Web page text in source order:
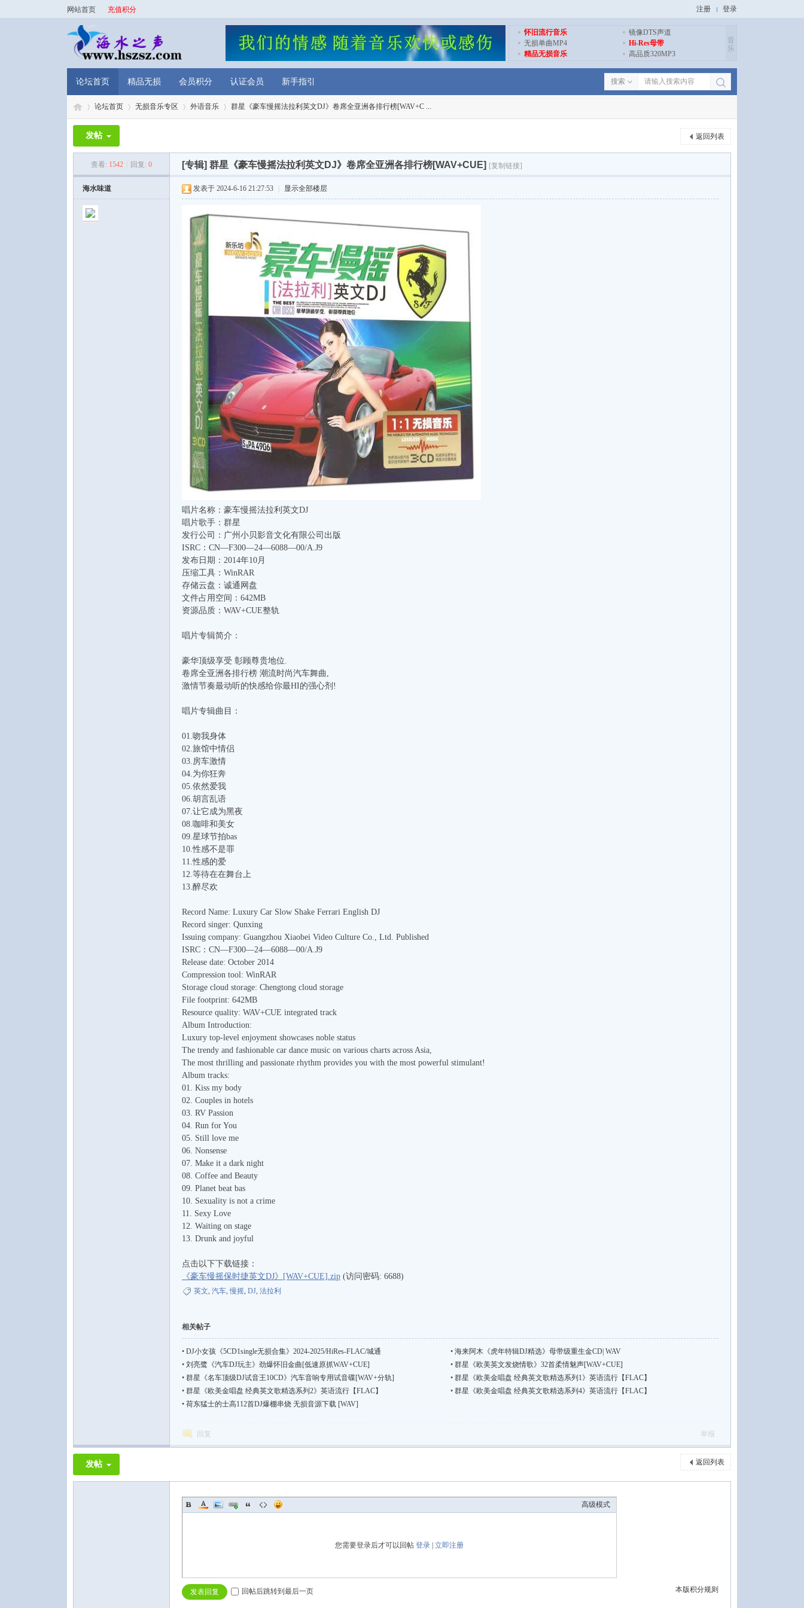
网站首页 充值积分 注册 登录
怀旧流行音乐
镜像DTS声道
无损单曲MP4
Hi-Res母带
精品无损音乐
高品质320MP3
音
乐
论坛首页 精品无损 会员积分 认证会员 新手指引 搜索
论坛首页 无损音乐专区 外语音乐
›
群星《豪车慢摇法拉利英文DJ》卷席全亚洲各排行榜[WAV+C ...
返回列表
发帖
查看: 1542 回复: 0 [专辑] 群星《豪车慢摇法拉利英文DJ》卷席全亚洲各排行榜[WAV+CUE] [复制链接]
海水味道 发表于 2024-6-16 21:27:53 显示全部楼层
唱片名称：豪车慢摇法拉利英文DJ
唱片歌手：群星
发行公司：广州小贝影音文化有限公司出版
ISRC：CN—F300—24—6088—00/A.J9
发布日期：2014年10月
压缩工具：WinRAR
存储云盘：诚通网盘
文件占用空间：642MB
资源品质：WAV+CUE整轨
唱片专辑简介：
豪华顶级享受 彰顾尊贵地位.
卷席全亚洲各排行榜 潮流时尚汽车舞曲,
激情节奏最动听的快感给你最HI的强心剂!
唱片专辑曲目：
01.吻我身体
02.旅馆中情侣
03.房车激情
04.为你狂奔
05.依然爱我
06.胡言乱语
07.让它成为黑夜
08.咖啡和美女
09.星球节拍bas
10.性感不是罪
11.性感的爱
12.等待在在舞台上
13.醉尽欢
Record Name: Luxury Car Slow Shake Ferrari English DJ
Record singer: Qunxing
Issuing company: Guangzhou Xiaobei Video Culture Co., Ltd. Published
ISRC：CN—F300—24—6088—00/A.J9
Release date: October 2014
Compression tool: WinRAR
Storage cloud storage: Chengtong cloud storage
File footprint: 642MB
Resource quality: WAV+CUE integrated track
Album Introduction:
Luxury top-level enjoyment showcases noble status
The trendy and fashionable car dance music on various charts across Asia,
The most thrilling and passionate rhythm provides you with the most powerful stimulant!
Album tracks:
01. Kiss my body
02. Couples in hotels
03. RV Passion
04. Run for You
05. Still love me
06. Nonsense
07. Make it a dark night
08. Coffee and Beauty
09. Planet beat bas
10. Sexuality is not a crime
11. Sexy Love
12. Waiting on stage
13. Drunk and joyful
点击以下下载链接：
《豪车慢摇保时捷英文DJ》[WAV+CUE].zip (访问密码: 6688)
英文, 汽车,慢摇, DJ, 法拉利
相关帖子
• DJ小女孩《5CD1single无损合集》2024-2025/HiRes-FLAC/城通 • 海来阿木《虎年特辑DJ精选》母带级重生金CD| WAV
• 刘亮鹭《汽车DJ玩主》劲爆怀旧金曲[低速原抓WAV+CUE] • 群星《欧美英文发烧情歌》32首柔情魅声[WAV+CUE]
• 群星《名车顶级DJ试音王10CD》汽车音响专用试音碟[WAV+分轨] • 群星《欧美金唱盘 经典英文歌精选系列1》英语流行【FLAC】
• 群星《欧美金唱盘 经典英文歌精选系列2》英语流行【FLAC】 • 群星《欧美金唱盘 经典英文歌精选系列4》英语流行【FLAC】
• 荷东猛士的士高112首DJ爆棚串烧 无损音源下载 [WAV]
回复 举报
返回列表
发帖
高级模式
您需要登录后才可以回帖 登录 立即注册
本版积分规则
发表回复 回帖后跳转到最后一页